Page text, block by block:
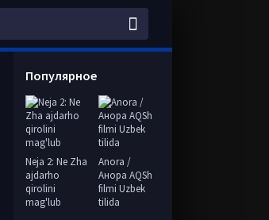
Популярное
Neja 2: Ne Zha
ajdarho
qirolini
mag'lub
Anora /
Анора AQSh
filmi Uzbek
tilida